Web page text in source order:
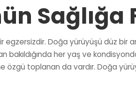
Sağlığa
Doğa yürüyüşü düz bir
bakıldığında her yaş ve
özgü toplanan da vardır. Doğa